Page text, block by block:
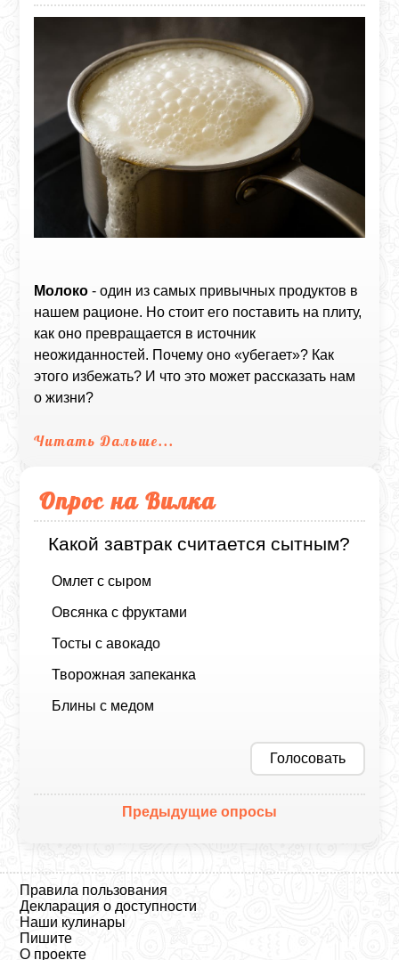
Молоко - один из самых привычных продуктов в
нашем рационе. Но стоит его поставить на плиту,
как оно превращается в источник
неожиданностей. Почему оно «убегает»? Как
этого избежать? И что это может рассказать нам
о жизни?
Читать Дальше...
Опрос на Вилка
Какой завтрак считается сытным?
Омлет с сыром
Овсянка с фруктами
Тосты с авокадо
Творожная запеканка
Блины с медом
Голосовать
Предыдущие опросы
Правила пользования
Декларация о доступности
Наши кулинары
Пишите
О проекте